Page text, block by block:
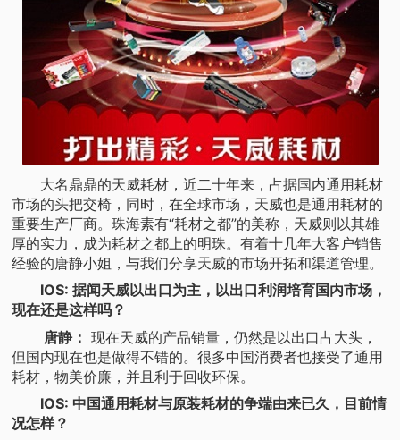
大名鼎鼎的天威耗材，近二十年来，占据国内通用耗材
市场的头把交椅，同时，在全球市场，天威也是通用耗材的
重要生产厂商。珠海素有“耗材之都”的美称，天威则以其雄
厚的实力，成为耗材之都上的明珠。有着十几年大客户销售
经验的唐静小姐，与我们分享天威的市场开拓和渠道管理。
IOS: 据闻天威以出口为主，以出口利润培育国内市场，
现在还是这样吗？
唐静： 现在天威的产品销量，仍然是以出口占大头，
但国内现在也是做得不错的。很多中国消费者也接受了通用
耗材，物美价廉，并且利于回收环保。
IOS: 中国通用耗材与原装耗材的争端由来已久，目前情
况怎样？